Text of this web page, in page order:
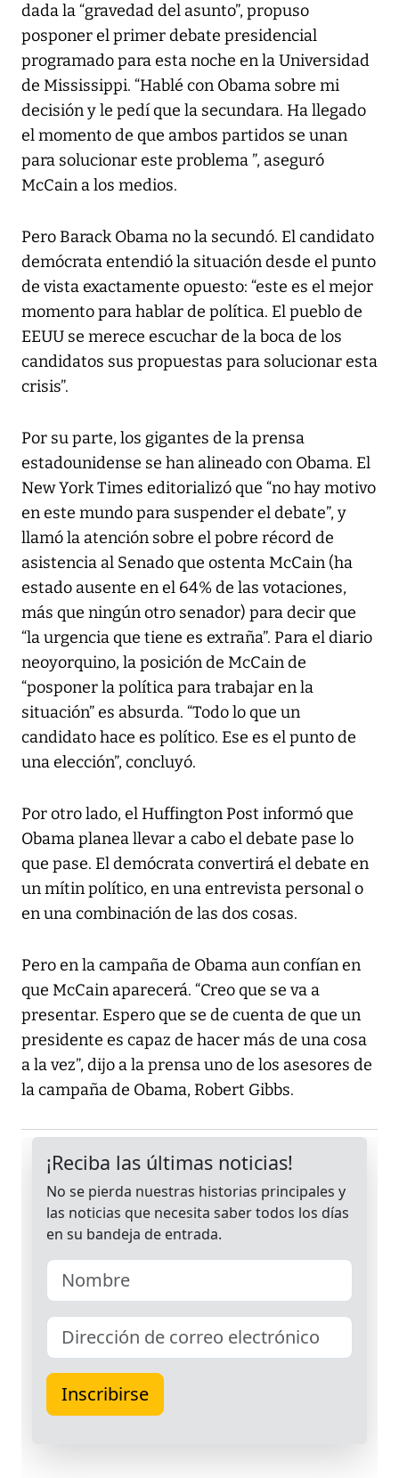
dada la “gravedad del asunto”, propuso
posponer el primer debate presidencial
programado para esta noche en la Universidad
de Mississippi. “Hablé con Obama sobre mi
decisión y le pedí que la secundara. Ha llegado
el momento de que ambos partidos se unan
para solucionar este problema ”, aseguró
McCain a los medios.
Pero Barack Obama no la secundó. El candidato
demócrata entendió la situación desde el punto
de vista exactamente opuesto: “este es el mejor
momento para hablar de política. El pueblo de
EEUU se merece escuchar de la boca de los
candidatos sus propuestas para solucionar esta
crisis”.
Por su parte, los gigantes de la prensa
estadounidense se han alineado con Obama. El
New York Times editorializó que “no hay motivo
en este mundo para suspender el debate”, y
llamó la atención sobre el pobre récord de
asistencia al Senado que ostenta McCain (ha
estado ausente en el 64% de las votaciones,
más que ningún otro senador) para decir que
“la urgencia que tiene es extraña”. Para el diario
neoyorquino, la posición de McCain de
“posponer la política para trabajar en la
situación” es absurda. “Todo lo que un
candidato hace es político. Ese es el punto de
una elección”, concluyó.
Por otro lado, el Huffington Post informó que
Obama planea llevar a cabo el debate pase lo
que pase. El demócrata convertirá el debate en
un mítin político, en una entrevista personal o
en una combinación de las dos cosas.
Pero en la campaña de Obama aun confían en
que McCain aparecerá. “Creo que se va a
presentar. Espero que se de cuenta de que un
presidente es capaz de hacer más de una cosa
a la vez”, dijo a la prensa uno de los asesores de
la campaña de Obama, Robert Gibbs.